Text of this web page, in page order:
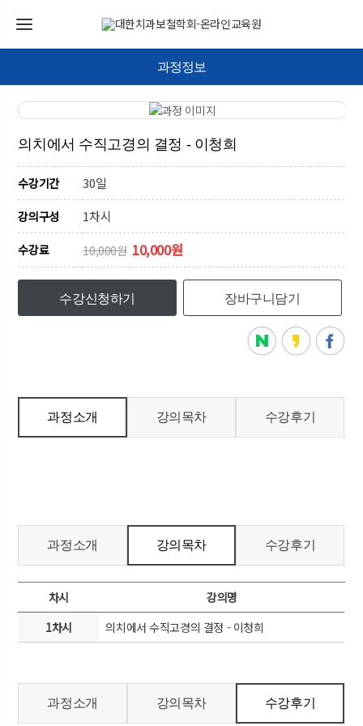
과정정보
의치에서 수직고경의 결정 - 이청희
수강기간 30일
강의구성 1차시
수강료 10,000원 10,000원
수강신청하기 장바구니담기
과정소개 강의목차 수강후기
과정소개 강의목차 수강후기
차시
강의명
1차시
의치에서 수직고경의 결정 - 이청희
과정소개 강의목차 수강후기